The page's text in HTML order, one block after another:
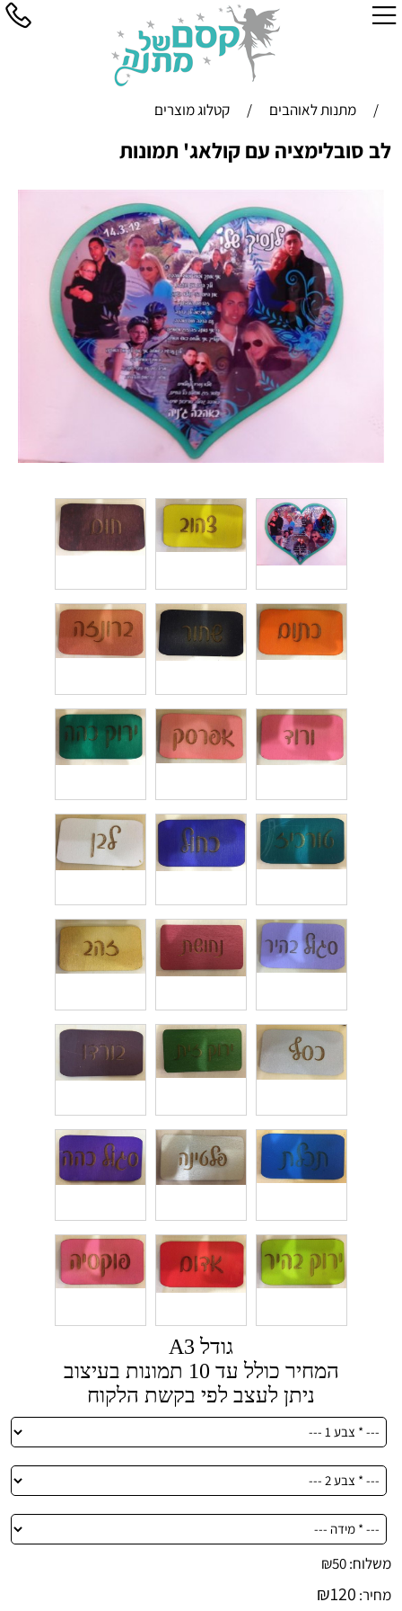
/ מתנות לאוהבים / קטלוג מוצרים
לב סובלימציה עם קולאג' תמונות
גודל A3
המחיר כולל עד 10 תמונות בעיצוב
ניתן לעצב לפי בקשת הלקוח
משלוח: ₪50
מחיר:
₪120